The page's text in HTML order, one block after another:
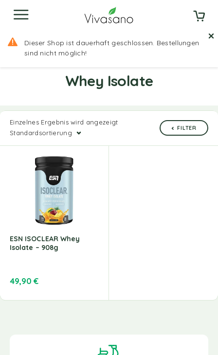
Startseite Fitness
Whey Protein für
Muskelaufbau
Whey Isolate
Einzelnes Ergebnis wird angezeigt
Standardsortierung
FILTER
ESN ISOCLEAR Whey
Isolate – 908g
49,90 €
Dieser Shop ist dauerhaft geschlossen. Bestellungen
sind nicht möglich!